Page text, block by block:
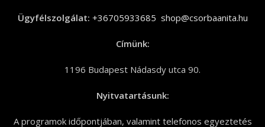
Ügyfélszolgálat: +36705933685 shop@csorbaanita.hu
Címünk:
1196 Budapest Nádasdy utca 90.
Nyitvatartásunk:
A programok időpontjában, valamint telefonos egyeztetés